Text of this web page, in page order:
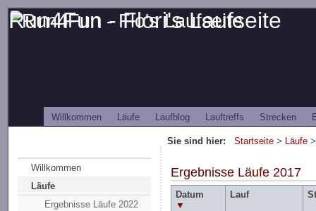
Run4Fun - Flori's Laufseite
Willkommen Läufe Laufblog Lauftreffs Strecken
Sie sind hier:Startseite > Läufe
Willkommen
Läufe
Ergebnisse Läufe 2022
Ergebnisse Läufe 2017
Datum
▼
Lauf